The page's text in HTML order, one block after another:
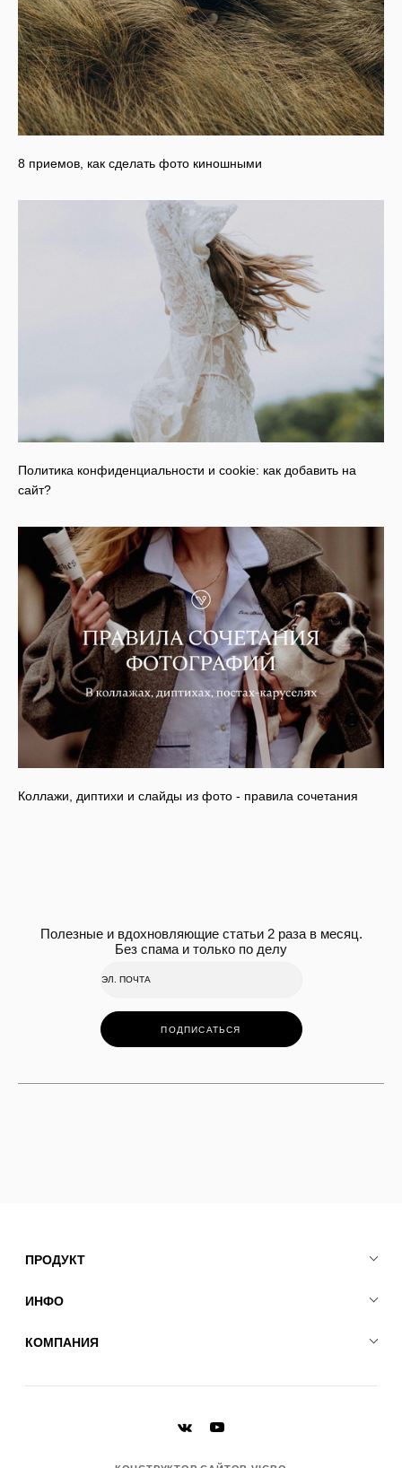
8 приемов, как сделать фото киношными
Политика конфиденциальности и cookie: как добавить на
сайт?
Коллажи, диптихи и слайды из фото - правила сочетания
Полезные и вдохновляющие статьи 2 раза в месяц.
Без спама и только по делу
ПОДПИСАТЬСЯ
ПРОДУКТ
ИНФО
КОМПАНИЯ